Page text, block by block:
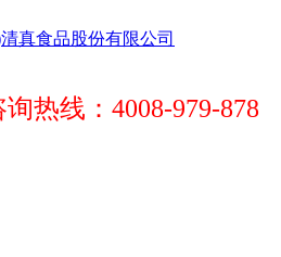
热线：4008-979-878